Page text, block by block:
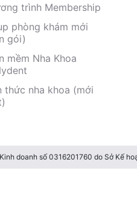
trình Membership
phòng khám mới
gói)
mềm Nha Khoa
thức nha khoa (mới
doanh số 0316201760 do Sở Kế